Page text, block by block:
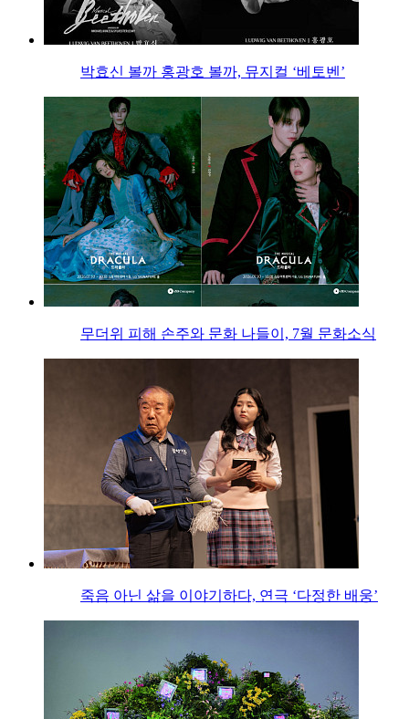
박효신 볼까 홍광호 볼까, 뮤지컬 ‘베토벤’
무더위 피해 손주와 문화 나들이, 7월 문화소식
죽음 아닌 삶을 이야기하다, 연극 ‘다정한 배웅’